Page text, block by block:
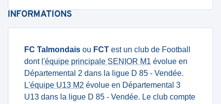
INFORMATIONS
FC Talmondais ou FCT est un club de Football
dont l'équipe principale SENIOR M1 évolue en
Départemental 2 dans la ligue D 85 - Vendée.
L'équipe U13 M2 évolue en Départemental 3
U13 dans la ligue D 85 - Vendée. Le club compte